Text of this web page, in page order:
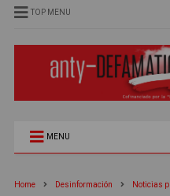
TOP MENU
MENU
Home Desinformación Noticias